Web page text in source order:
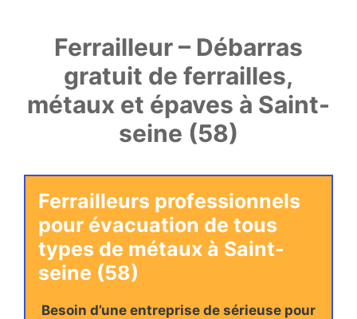
Ferrailleur – Débarras
gratuit de ferrailles,
métaux et épaves à Saint-
seine (58)
Ferrailleurs professionnels
pour évacuation de tous
types de métaux à Saint-
seine (58)
Besoin d’une entreprise de sérieuse pour